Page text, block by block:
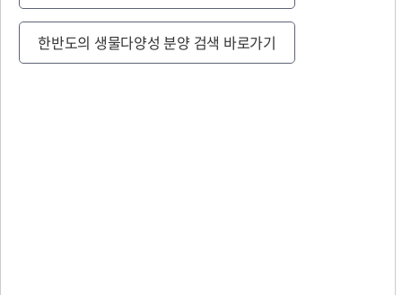
한반도의 생물다양성 분양 검색 바로가기